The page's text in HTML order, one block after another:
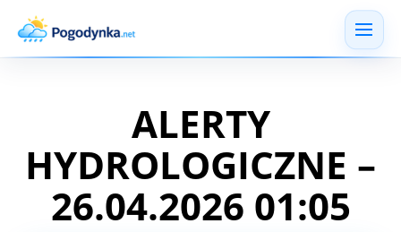
ALERTY
HYDROLOGICZNE –
26.04.2026 01:05